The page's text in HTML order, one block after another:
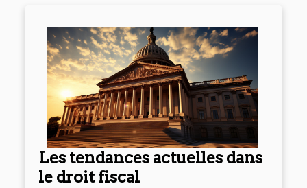
Les tendances actuelles dans
le droit fiscal